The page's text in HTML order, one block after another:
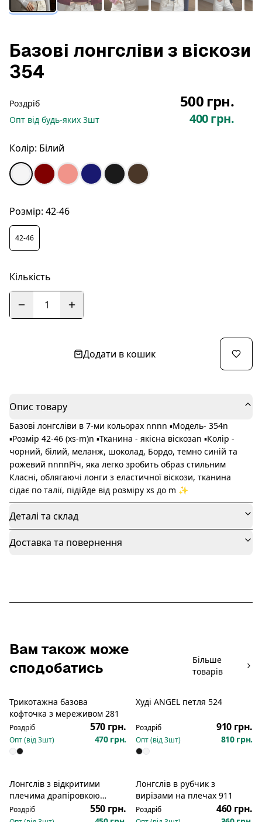
Базові лонгсліви з віскози
354
Роздріб 500 грн.
Опт від будь-яких 3шт 400 грн.
Колір: Білий
Розмір: 42-46
42-46
Кількість
1
Додати в кошик
Опис товару
Базові лонгсліви в 7-ми кольорах nnnn ▪️Модель- 354n
▪️Розмір 42-46 (xs-m)n ▪️Тканина - якісна віскозаn ▪️Колір -
чорний, білий, меланж, шоколад, Бордо, темно синій та
рожевий nnnnРіч, яка легко зробить образ стильним
Класні, облягаючі лонги з еластичної віскози, тканина
сідає по талії, підійде від розміру xs до m ✨
Деталі та склад
Доставка та повернення
Вам також може
сподобатись
Більше
товарів
Трикотажна базова
кофточка з мереживом 281
Роздріб 570 грн.
Опт (від3шт) 470 грн.
Новинка
Худі ANGEL петля 524
Роздріб 910 грн.
Опт (від3шт) 810 грн.
Лонгслів з відкритими
плечима драпіровкою
вздовж плечей боків 116
Роздріб 550 грн.
Новинка
Лонгслів в рубчик з
вирізами на плечах 911
Роздріб 460 грн.